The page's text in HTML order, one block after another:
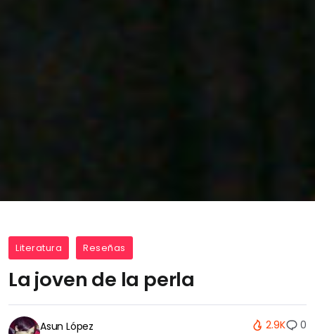
Literatura Reseñas
La joven de la perla
Asun López 2.9K 0